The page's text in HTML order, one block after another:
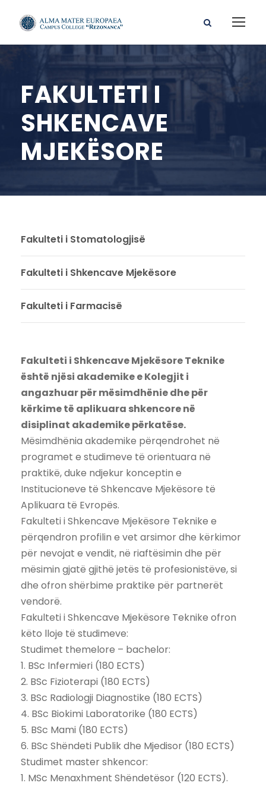
FAKULTETI I
SHKENCAVE
MJEKËSORE
Fakulteti i Stomatologjisë
Fakulteti i Shkencave Mjekësore
Fakulteti i Farmacisë
Fakulteti i Shkencave Mjekësore Teknike
është njësi akademike e Kolegjit i
angazhuar për mësimdhënie dhe për
kërkime të aplikuara shkencore në
disiplinat akademike përkatëse.
Mësimdhënia akademike përqendrohet në
programet e studimeve të orientuara në
praktikë, duke ndjekur konceptin e
Institucioneve të Shkencave Mjekësore të
Aplikuara të Evropës.
Fakulteti i Shkencave Mjekësore Teknike e
përqendron profilin e vet arsimor dhe kërkimor
për nevojat e vendit, në riaftësimin dhe për
mësimin gjatë gjithë jetës të profesionistëve, si
dhe ofron shërbime praktike për partnerët
vendorë.
Fakulteti i Shkencave Mjekësore Teknike ofron
këto lloje të studimeve:
Studimet themelore – bachelor:
1. BSc Infermieri (180 ECTS)
2. BSc Fizioterapi (180 ECTS)
3. BSc Radiologji Diagnostike (180 ECTS)
4. BSc Biokimi Laboratorike (180 ECTS)
5. BSc Mami (180 ECTS)
6. BSc Shëndeti Publik dhe Mjedisor (180 ECTS)
Studimet master shkencor:
1. MSc Menaxhment Shëndetësor (120 ECTS).